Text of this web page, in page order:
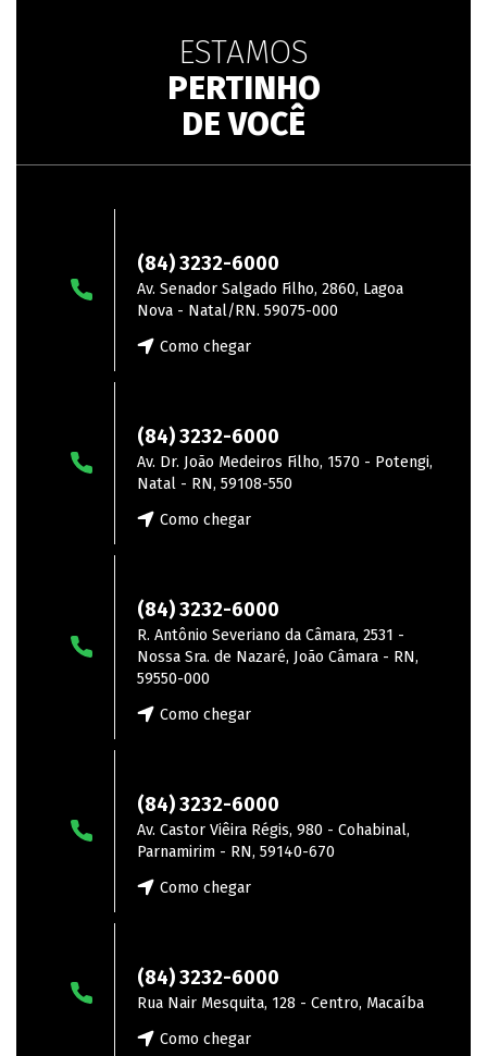
ESTAMOS
PERTINHO
DE VOCÊ
(84) 3232-6000
Av. Senador Salgado Filho, 2860, Lagoa
Nova - Natal/RN. 59075-000
Como chegar
(84) 3232-6000
Av. Dr. João Medeiros Filho, 1570 - Potengi,
Natal - RN, 59108-550
Como chegar
(84) 3232-6000
R. Antônio Severiano da Câmara, 2531 -
Nossa Sra. de Nazaré, João Câmara - RN,
59550-000
Como chegar
(84) 3232-6000
Av. Castor Viêira Régis, 980 - Cohabinal,
Parnamirim - RN, 59140-670
Como chegar
(84) 3232-6000
Rua Nair Mesquita, 128 - Centro, Macaíba
Como chegar